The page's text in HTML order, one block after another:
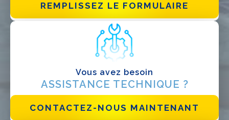
REMPLISSEZ LE FORMULAIRE
Vous avez besoin
ASSISTANCE TECHNIQUE ?
CONTACTEZ-NOUS MAINTENANT
J'ai lu et j'accepte lapolitique de confidentialité*